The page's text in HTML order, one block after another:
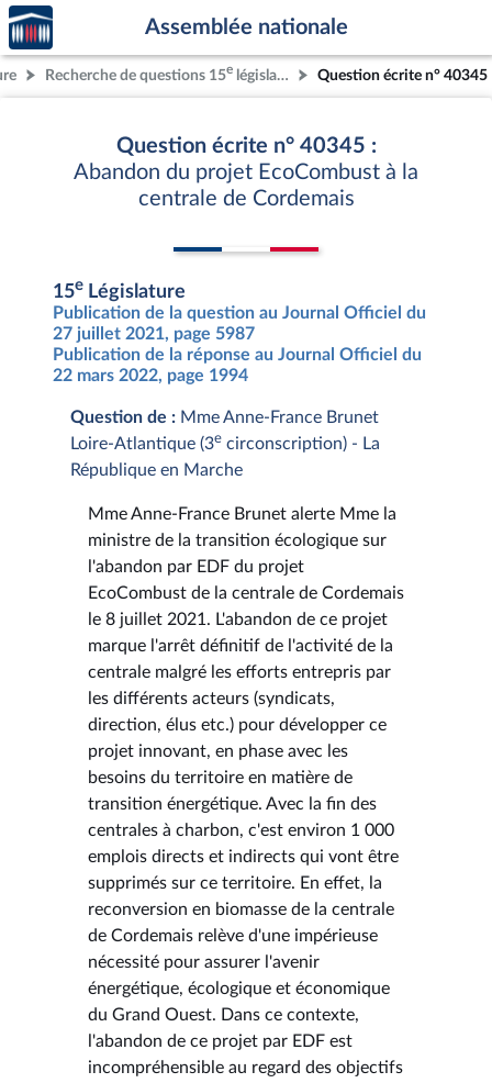
Aller au contenu
Aller en bas de la page
Accèder
à la
page
d'accueil
Assemblée nationale
Recherche de questions 15e législature Question écrite n° 40345
Question écrite n° 40345 :
Abandon du projet EcoCombust à la
centrale de Cordemais
15e Législature
Publication de la question au Journal Officiel du
27 juillet 2021, page 5987
Publication de la réponse au Journal Officiel du
22 mars 2022, page 1994
Question de : Mme Anne-France Brunet
Loire-Atlantique (3e circonscription) - La
République en Marche
Mme Anne-France Brunet alerte Mme la
ministre de la transition écologique sur
l'abandon par EDF du projet
EcoCombust de la centrale de Cordemais
le 8 juillet 2021. L'abandon de ce projet
marque l'arrêt définitif de l'activité de la
centrale malgré les efforts entrepris par
les différents acteurs (syndicats,
direction, élus etc.) pour développer ce
projet innovant, en phase avec les
besoins du territoire en matière de
transition énergétique. Avec la fin des
centrales à charbon, c'est environ 1 000
emplois directs et indirects qui vont être
supprimés sur ce territoire. En effet, la
reconversion en biomasse de la centrale
de Cordemais relève d'une impérieuse
nécessité pour assurer l'avenir
énergétique, écologique et économique
du Grand Ouest. Dans ce contexte,
l'abandon de ce projet par EDF est
incompréhensible au regard des objectifs